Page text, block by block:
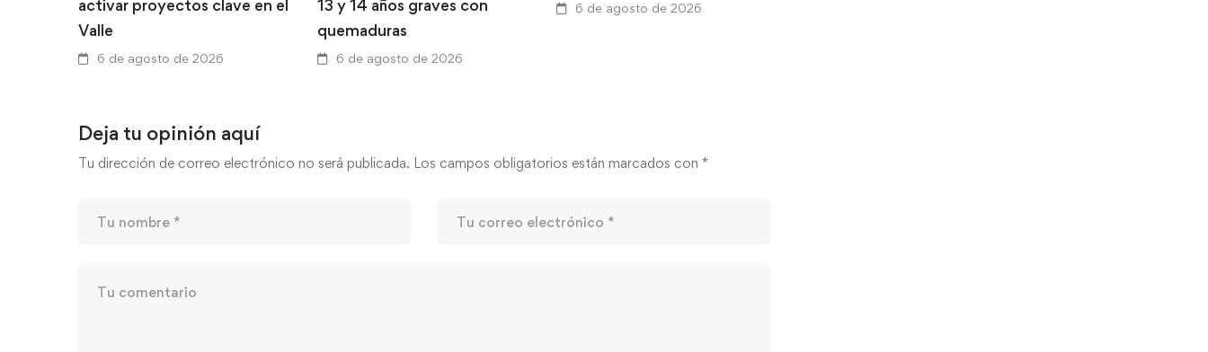
activar proyectos clave en el
Valle
6 de agosto de 2026
13 y 14 años graves con
quemaduras
6 de agosto de 2026
6 de agosto de 2026
Deja tu opinión aquí
Tu dirección de correo electrónico no será publicada. Los campos obligatorios están marcados con *